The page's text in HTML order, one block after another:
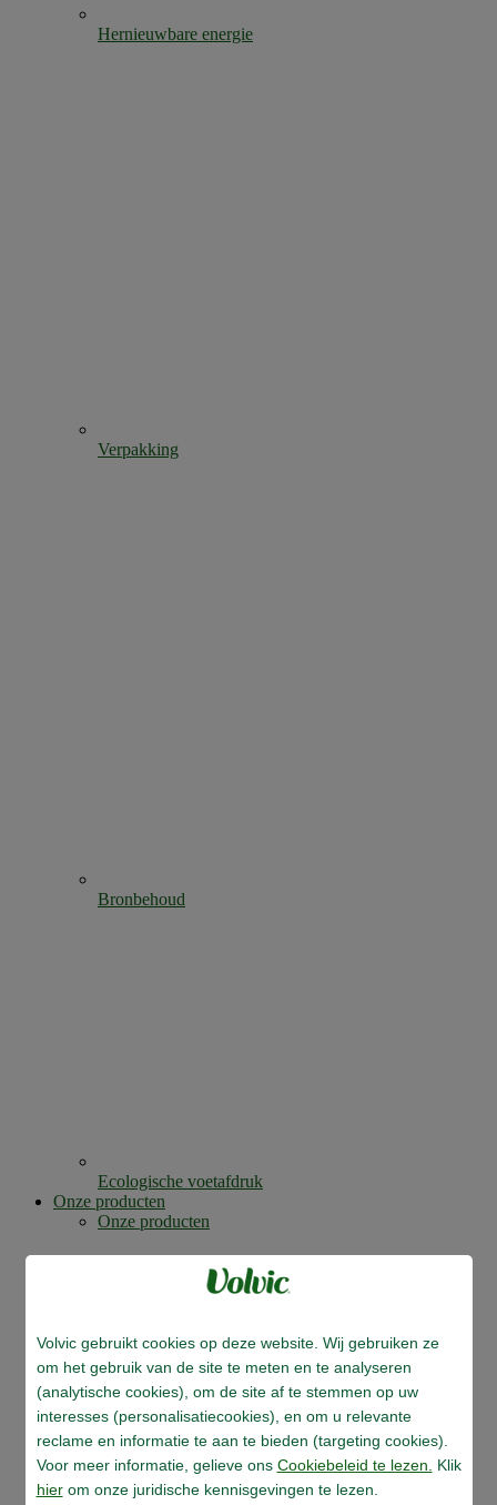
Hernieuwbare energie
Verpakking
Bronbehoud
Ecologische voetafdruk
Onze producten
Onze producten
Volvic gebruikt cookies op deze website. Wij gebruiken ze
om het gebruik van de site te meten en te analyseren
(analytische cookies), om de site af te stemmen op uw
interesses (personalisatiecookies), en om u relevante
reclame en informatie te aan te bieden (targeting cookies).
Voor meer informatie, gelieve ons Cookiebeleid te lezen.
Klik
hierom onze juridische kennisgevingen te lezen.